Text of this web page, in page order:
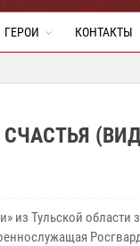
ГЕРОИ КОНТАКТЫ
из Тульской области